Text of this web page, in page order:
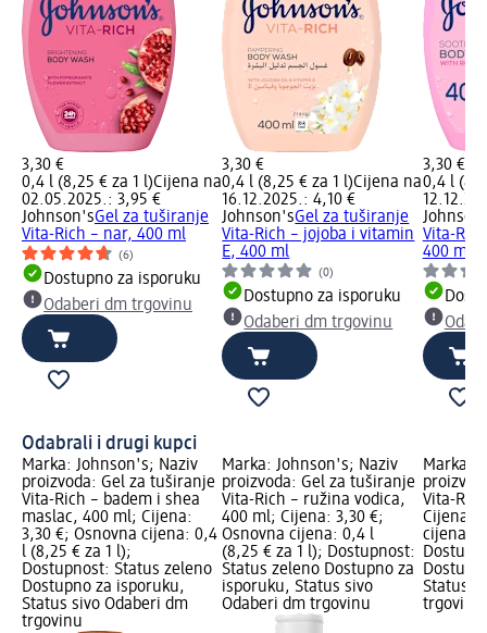
3,30 €
0,4 l (8,25 € za 1 l)Cijena na
02.05.2025.: 3,95 €
Johnson'sGel za tuširanje
Vita-Rich – nar, 400 ml
(6)
Dostupno za isporuku
Odaberi dm trgovinu
3,30 €
0,4 l (8,25 € za 1 l)Cijena na
16.12.2025.: 4,10 €
Johnson'sGel za tuširanje
Vita-Rich – jojoba i vitamin
E, 400 ml
(0)
Dostupno za isporuku
Odaberi dm trgovinu
3,30 €
0,4 l
Vita-
400 ml
Odabrali i drugi kupci
Marka: Johnson's; Naziv
proizvoda: Gel za tuširanje
Vita-Rich – badem i shea
maslac, 400 ml; Cijena:
3,30 €; Osnovna cijena: 0,4
l (8,25 € za 1 l);
Dostupnost: Status zeleno
Dostupno za isporuku,
Status sivo Odaberi dm
trgovinu
Marka: Johnson's; Naziv
proizvoda: Gel za tuširanje
Vita-Rich – ružina vodica,
400 ml; Cijena: 3,30 €;
Osnovna cijena: 0,4 l
(8,25 € za 1 l); Dostupnost:
Status zeleno Dostupno za
isporuku, Status sivo
Odaberi dm trgovinu
Marka:
Vita-
Cijena:
cijena:
Status
trgovinu